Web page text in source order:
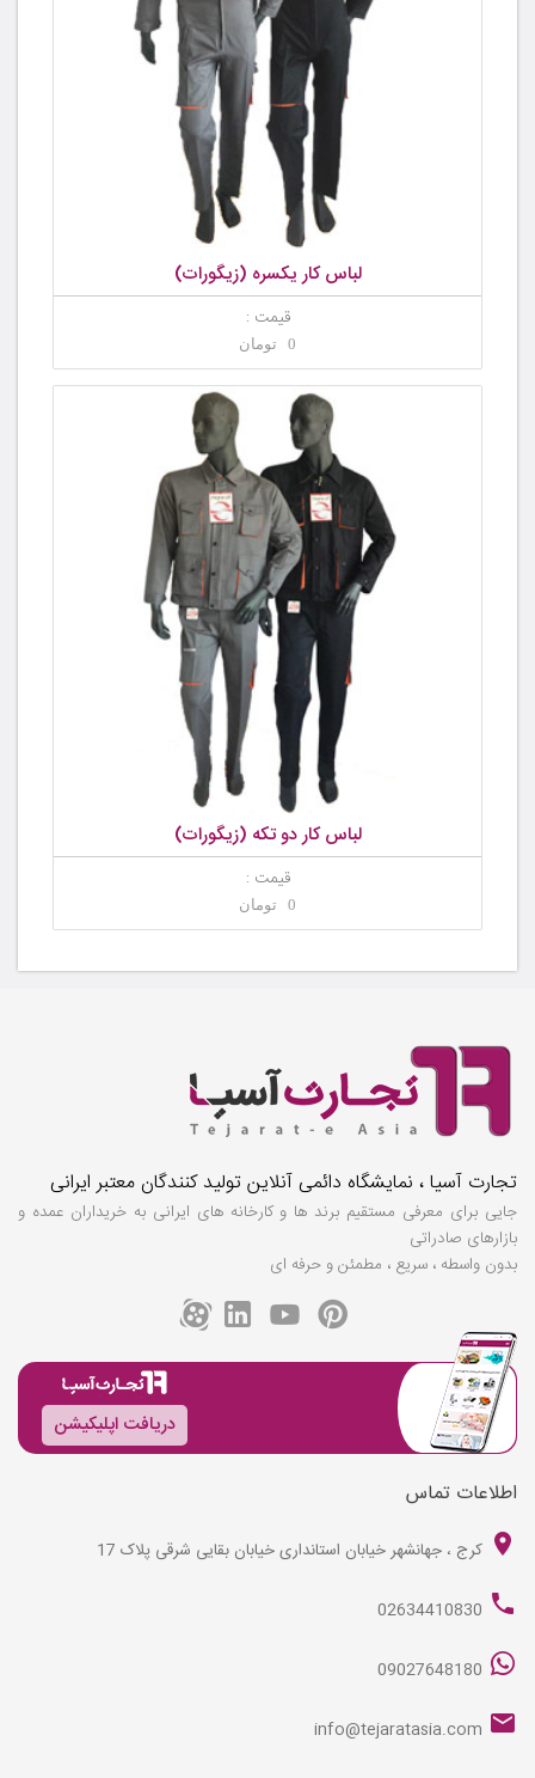
لباس کار یکسره (زیگورات)
قیمت :
0 تومان
لباس کار دو تکه (زیگورات)
قیمت :
0 تومان
تجارت آسیا ، نمایشگاه دائمی آنلاین تولید کنندگان معتبر ایرانی
جایی برای معرفی مستقیم برند ها و کارخانه های ایرانی به خریداران عمده و
بازارهای صادراتی
بدون واسطه ، سریع ، مطمئن و حرفه ای
دریافت اپلیکیشن
اطلاعات تماس
کرج ، جهانشهر خیابان استانداری خیابان بقایی شرقی پلاک 17
02634410830
09027648180
info@tejaratasia.com